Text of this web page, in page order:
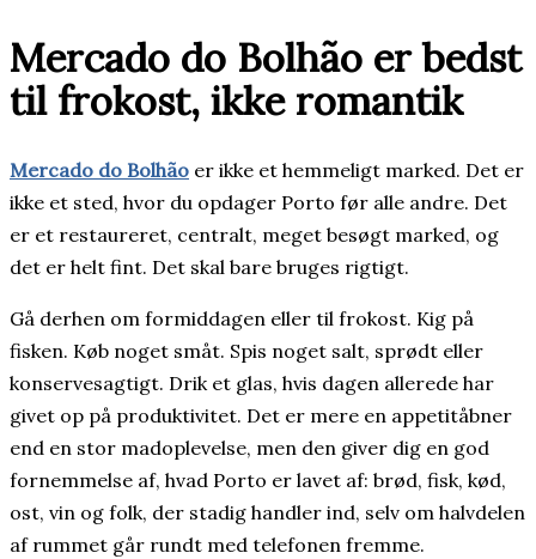
Mercado do Bolhão er bedst
til frokost, ikke romantik
Mercado do Bolhão er ikke et hemmeligt marked. Det er
ikke et sted, hvor du opdager Porto før alle andre. Det
er et restaureret, centralt, meget besøgt marked, og
det er helt fint. Det skal bare bruges rigtigt.
Gå derhen om formiddagen eller til frokost. Kig på
fisken. Køb noget småt. Spis noget salt, sprødt eller
konservesagtigt. Drik et glas, hvis dagen allerede har
givet op på produktivitet. Det er mere en appetitåbner
end en stor madoplevelse, men den giver dig en god
fornemmelse af, hvad Porto er lavet af: brød, fisk, kød,
ost, vin og folk, der stadig handler ind, selv om halvdelen
af rummet går rundt med telefonen fremme.